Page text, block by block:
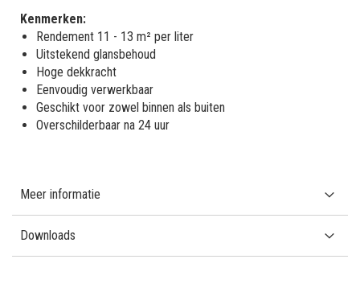
Kenmerken:
Rendement 11 - 13 m² per liter
Uitstekend glansbehoud
Hoge dekkracht
Eenvoudig verwerkbaar
Geschikt voor zowel binnen als buiten
Overschilderbaar na 24 uur
Meer informatie
Downloads